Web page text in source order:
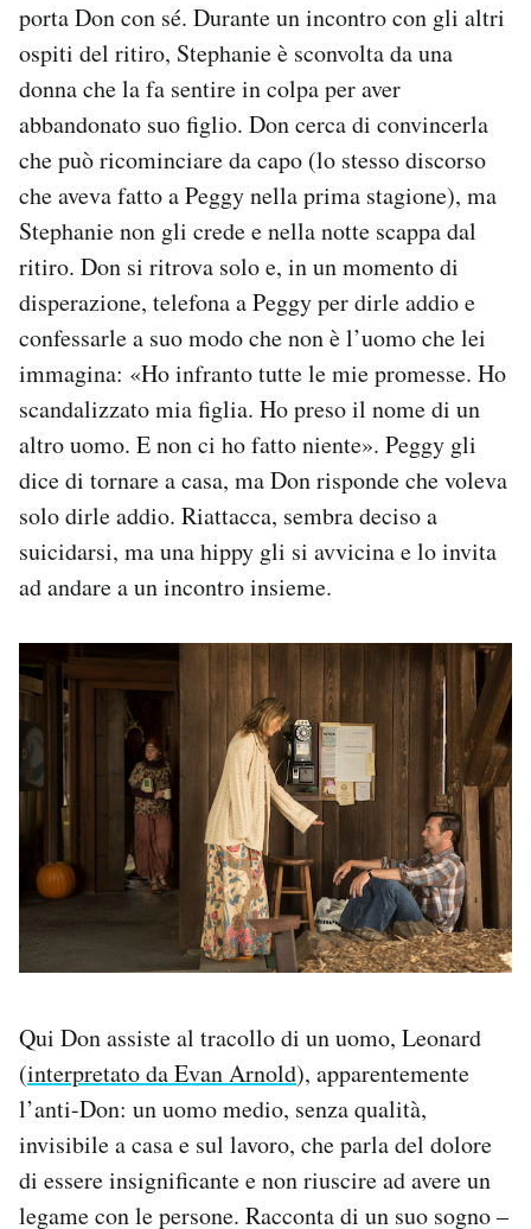
porta Don con sé. Durante un incontro con gli altri
ospiti del ritiro, Stephanie è sconvolta da una
donna che la fa sentire in colpa per aver
abbandonato suo figlio. Don cerca di convincerla
che può ricominciare da capo (lo stesso discorso
che aveva fatto a Peggy nella prima stagione), ma
Stephanie non gli crede e nella notte scappa dal
ritiro. Don si ritrova solo e, in un momento di
disperazione, telefona a Peggy per dirle addio e
confessarle a suo modo che non è l’uomo che lei
immagina: «Ho infranto tutte le mie promesse. Ho
scandalizzato mia figlia. Ho preso il nome di un
altro uomo. E non ci ho fatto niente». Peggy gli
dice di tornare a casa, ma Don risponde che voleva
solo dirle addio. Riattacca, sembra deciso a
suicidarsi, ma una hippy gli si avvicina e lo invita
ad andare a un incontro insieme.
Qui Don assiste al tracollo di un uomo, Leonard
(interpretato da Evan Arnold), apparentemente
l’anti-Don: un uomo medio, senza qualità,
invisibile a casa e sul lavoro, che parla del dolore
di essere insignificante e non riuscire ad avere un
legame con le persone. Racconta di un suo sogno –